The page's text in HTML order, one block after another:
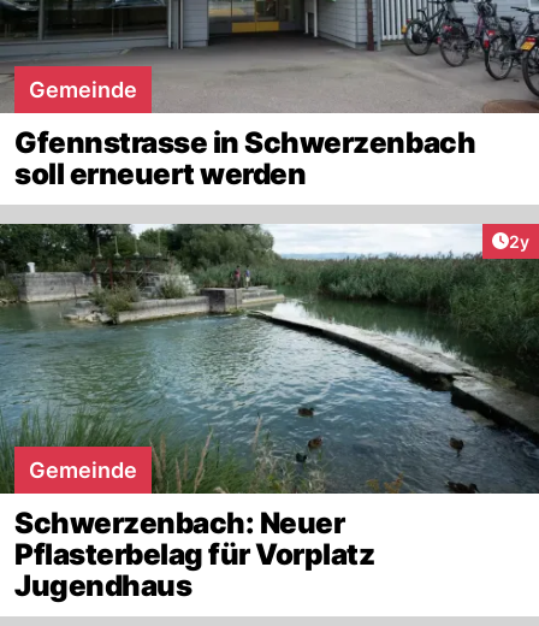
Gemeinde
Gfennstrasse in Schwerzenbach
soll erneuert werden
2y
Gemeinde
Schwerzenbach: Neuer
Pflasterbelag für Vorplatz
Jugendhaus